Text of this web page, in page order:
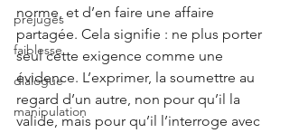
préjugés
faiblesse
dialogue
manipulation
norme, et d’en faire une affaire
partagée. Cela signifie : ne plus porter
seul cette exigence comme une
évidence. L’exprimer, la soumettre au
regard d’un autre, non pour qu’il la
valide, mais pour qu’il l’interroge avec